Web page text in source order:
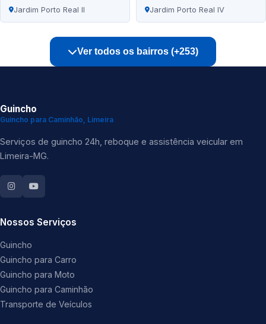
Jardim Porto Real II Jardim Porto Real IV
Ver todos os bairros (+253)
Guincho
Guincho para Caminhão, Limeira
Serviços de guincho 24h, reboque e assistência veicular em
Limeira-MG.
Nossos Serviços
Guincho
Guincho para Carro
Guincho para Moto
Guincho para Caminhão
Transporte de Veículos